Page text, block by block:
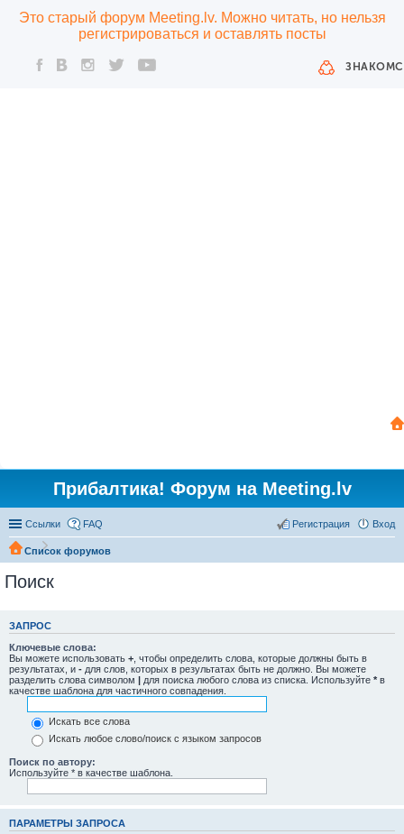
Это старый форум Meeting.lv. Можно читать, но нельзя
регистрироваться и оставлять посты
Прибалтика! Форум на Meeting.lv
Ссылки FAQ Вход
Регистрация
Список форумов
Поиск
ЗАПРОС
Ключевые слова:
Вы можете использовать + , чтобы определить слова, которые должны быть в
результатах, и - для слов, которых в результатах быть не должно. Вы можете
разделить слова символом | для поиска любого слова из списка. Используйте * в
качестве шаблона для частичного совпадения.
Искать все слова
Искать любое слово/поиск с языком запросов
Поиск по автору:
Используйте * в качестве шаблона.
ПАРАМЕТРЫ ЗАПРОСА